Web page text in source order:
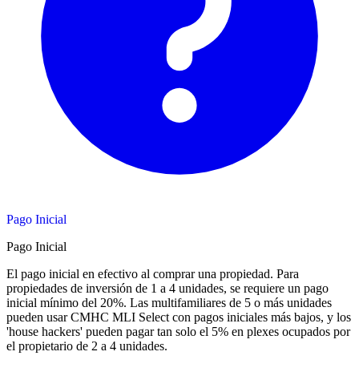
Pago Inicial
Pago Inicial
El pago inicial en efectivo al comprar una propiedad. Para
propiedades de inversión de 1 a 4 unidades, se requiere un pago
inicial mínimo del 20%. Las multifamiliares de 5 o más unidades
pueden usar CMHC MLI Select con pagos iniciales más bajos, y los
'house hackers' pueden pagar tan solo el 5% en plexes ocupados por
el propietario de 2 a 4 unidades.